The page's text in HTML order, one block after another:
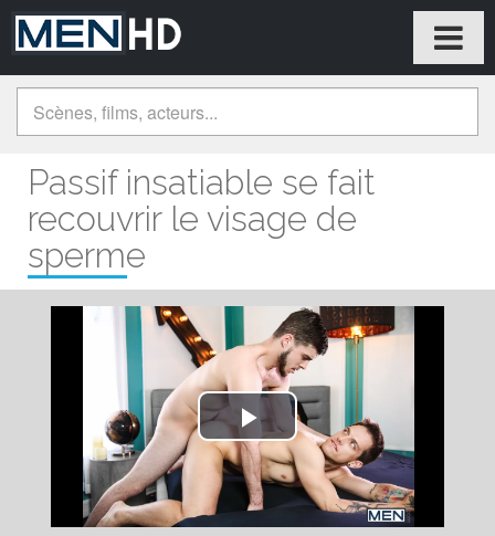
Passif insatiable se fait
recouvrir le visage de
sperme
Play
Video